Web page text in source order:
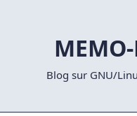
Blog sur GNU/